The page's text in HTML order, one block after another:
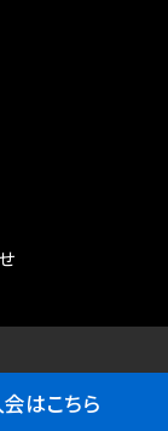
はこちら